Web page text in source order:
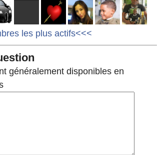
les plus actifs<<<
généralement disponibles en